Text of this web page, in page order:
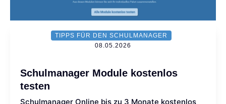
TIPPS FÜR DEN SCHULMANAGER
08.05.2026
Schulmanager Module kostenlos
testen
Schulmanager Online bis zu 3 Monate kostenlos